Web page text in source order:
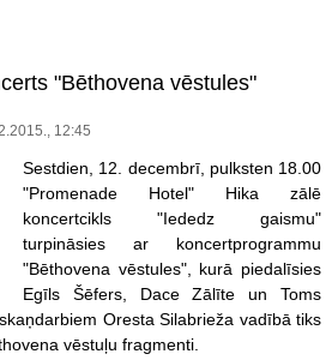
"Bēthovena vēstules"
12:45
Sestdien, 12. decembrī, pulksten 18.00
"Promenade Hotel" Hika zālē
koncertcikls "Iededz gaismu"
turpināsies ar koncertprogrammu
"Bēthovena vēstules", kurā piedalīsies
Egīls Šēfers, Dace Zālīte un Toms
Oresta Silabrieža vadībā tiks
vēstuļu fragmenti.